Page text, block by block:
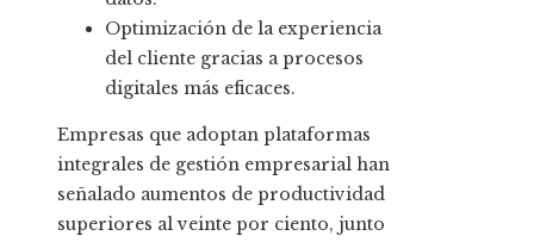
Optimización de la experiencia
del cliente gracias a procesos
digitales más eficaces.
Empresas que adoptan plataformas
integrales de gestión empresarial han
señalado aumentos de productividad
superiores al veinte por ciento, junto